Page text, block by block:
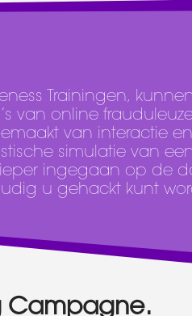
Trainingen,
van online
van interactie en
simulatie van
ingegaan op de
u gehackt kunt
Campagne.